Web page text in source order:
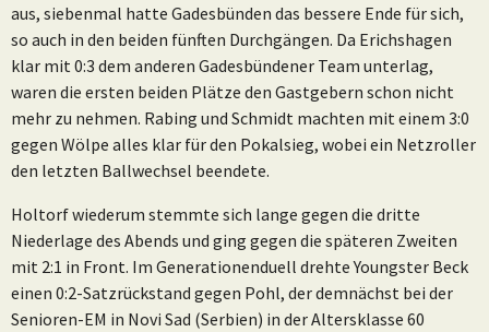
aus, siebenmal hatte Gadesbünden das bessere Ende für sich,
so auch in den beiden fünften Durchgängen. Da Erichshagen
klar mit 0:3 dem anderen Gadesbündener Team unterlag,
waren die ersten beiden Plätze den Gastgebern schon nicht
mehr zu nehmen. Rabing und Schmidt machten mit einem 3:0
gegen Wölpe alles klar für den Pokalsieg, wobei ein Netzroller
den letzten Ballwechsel beendete.
Holtorf wiederum stemmte sich lange gegen die dritte
Niederlage des Abends und ging gegen die späteren Zweiten
mit 2:1 in Front. Im Generationenduell drehte Youngster Beck
einen 0:2-Satzrückstand gegen Pohl, der demnächst bei der
Senioren-EM in Novi Sad (Serbien) in der Altersklasse 60